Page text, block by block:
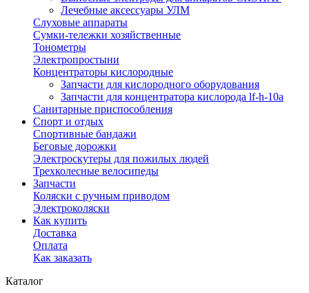
Лечебные аксессуары УЛМ
Слуховые аппараты
Сумки-тележки хозяйственные
Тонометры
Электропростыни
Концентраторы кислородные
Запчасти для кислородного оборудования
Запчасти для концентратора кислорода lf-h-10a
Санитарные приспособления
Спорт и отдых
Спортивные бандажи
Беговые дорожки
Электроскутеры для пожилых людей
Трехколесные велосипеды
Запчасти
Коляски с ручным приводом
Электроколяски
Как купить
Доставка
Оплата
Как заказать
Каталог